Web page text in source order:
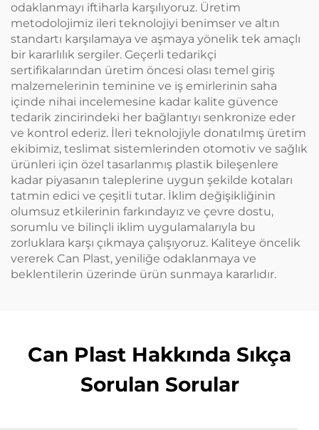
odaklanmayı iftiharla karşılıyoruz. Üretim
metodolojimiz ileri teknolojiyi benimser ve altın
standartı karşılamaya ve aşmaya yönelik tek amaçlı
bir kararlılık sergiler. Geçerli tedarikçi
sertifikalarından üretim öncesi olası temel giriş
malzemelerinin teminine ve iş emirlerinin saha
içinde nihai incelemesine kadar kalite güvence
tedarik zincirindeki her bağlantıyı senkronize eder
ve kontrol ederiz. İleri teknolojiyle donatılmış üretim
ekibimiz, teslimat sistemlerinden otomotiv ve sağlık
ürünleri için özel tasarlanmış plastik bileşenlere
kadar piyasanın taleplerine uygun şekilde kotaları
tatmin edici ve çeşitli tutar. İklim değişikliğinin
olumsuz etkilerinin farkındayız ve çevre dostu,
sorumlu ve bilinçli iklim uygulamalarıyla bu
zorluklara karşı çıkmaya çalışıyoruz. Kaliteye öncelik
vererek Can Plast, yeniliğe odaklanmaya ve
beklentilerin üzerinde ürün sunmaya kararlıdır.
Can Plast Hakkında Sıkça
Sorulan Sorular